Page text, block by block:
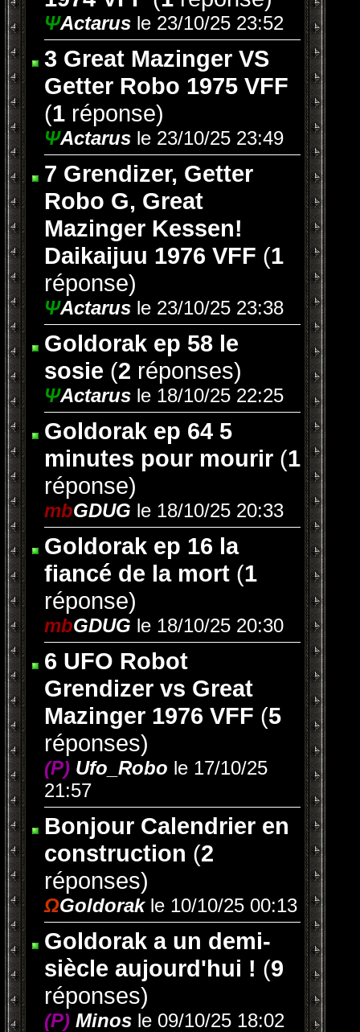
ΨActarus le 23/10/25 23:52
3 Great Mazinger VS
Getter Robo 1975 VFF
(1 réponse)
ΨActarus le 23/10/25 23:49
7 Grendizer, Getter
Robo G, Great
Mazinger Kessen!
Daikaijuu 1976 VFF (1
réponse)
ΨActarus le 23/10/25 23:38
Goldorak ep 58 le
sosie (2 réponses)
ΨActarus le 18/10/25 22:25
Goldorak ep 64 5
minutes pour mourir (1
réponse)
mbGDUG le 18/10/25 20:33
Goldorak ep 16 la
fiancé de la mort (1
réponse)
mbGDUG le 18/10/25 20:30
6 UFO Robot
Grendizer vs Great
Mazinger 1976 VFF (5
réponses)
(P) Ufo_Robo le 17/10/25
21:57
Bonjour Calendrier en
construction (2
réponses)
ΩGoldorak le 10/10/25 00:13
Goldorak a un demi-
siècle aujourd'hui ! (9
réponses)
(P) Minos le 09/10/25 18:02